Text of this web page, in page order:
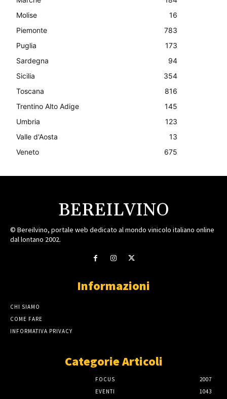
Molise
16
Piemonte
783
Puglia
173
Sardegna
94
Sicilia
354
Toscana
816
Trentino Alto Adige
145
Umbria
123
Valle d'Aosta
13
Veneto
675
BEREILVINO
© Bereilvino, portale web dedicato al mondo vinicolo italiano online
dal lontano 2002.
Informazioni
CHI SIAMO
COME FARE
INFORMATIVA PRIVACY
Categorie Articoli
FOCUS
2007
EVENTI
1043